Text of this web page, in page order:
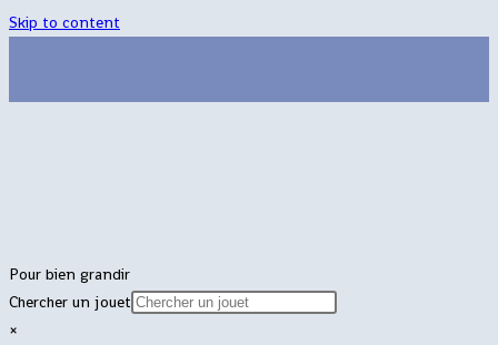
Skip to content
Pour bien grandir
Chercher un jouet
×